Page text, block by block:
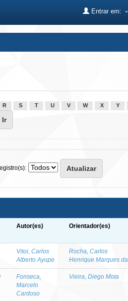
Entrar em:
R S T U V W X Y
Autor(es) Orientador(es)
Vitoi, Carlos
Alberto Ayupe
Rocha, Carlos
Henrique Marques da
Fonseca,
Marcelo
Cardoso
Vieira, Diego Mota